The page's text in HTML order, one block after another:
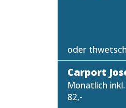
oder
Carport
Monatlich
82,-